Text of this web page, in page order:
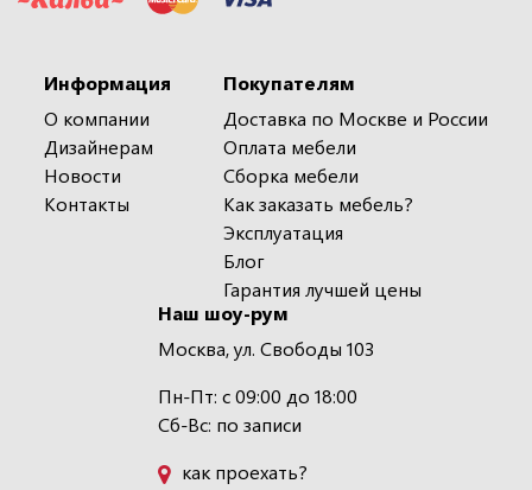
Информация
О компании
Дизайнерам
Новости
Контакты
Покупателям
Доставка по Москве и России
Оплата мебели
Сборка мебели
Как заказать мебель?
Эксплуатация
Блог
Гарантия лучшей цены
Наш шоу-рум
Москва, ул. Свободы 103
Пн-Пт: с 09:00 до 18:00
Сб-Вс: по записи
как проехать?